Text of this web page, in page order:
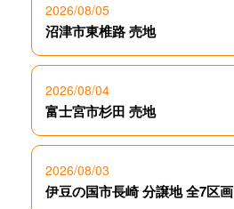
2026/08/05
沼津市東椎路 売地
2026/08/04
富士宮市杉田 売地
2026/08/03
伊豆の国市長崎 分譲地 全7区画